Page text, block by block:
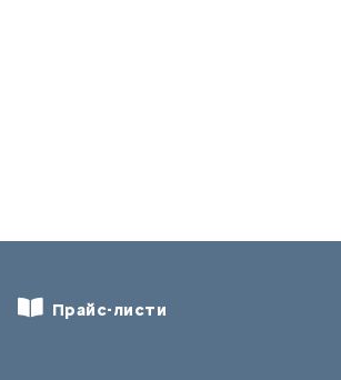
Прайс-листи